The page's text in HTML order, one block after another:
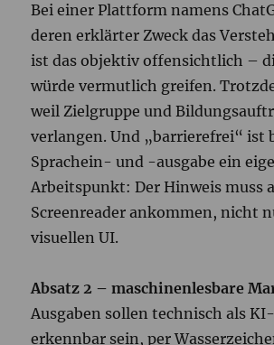
Bei einer Plattform namens
deren erklärter Zweck das
ist das objektiv offensichtlich –
würde vermutlich greifen.
weil Zielgruppe und
verlangen. Und „barrierefrei“ ist
Sprachein- und -ausgabe ein
Arbeitspunkt: Der Hinweis muss
Screenreader ankommen, nicht
visuellen UI.
Absatz 2 – maschinenlesbare
Ausgaben sollen technisch als
erkennbar sein, per